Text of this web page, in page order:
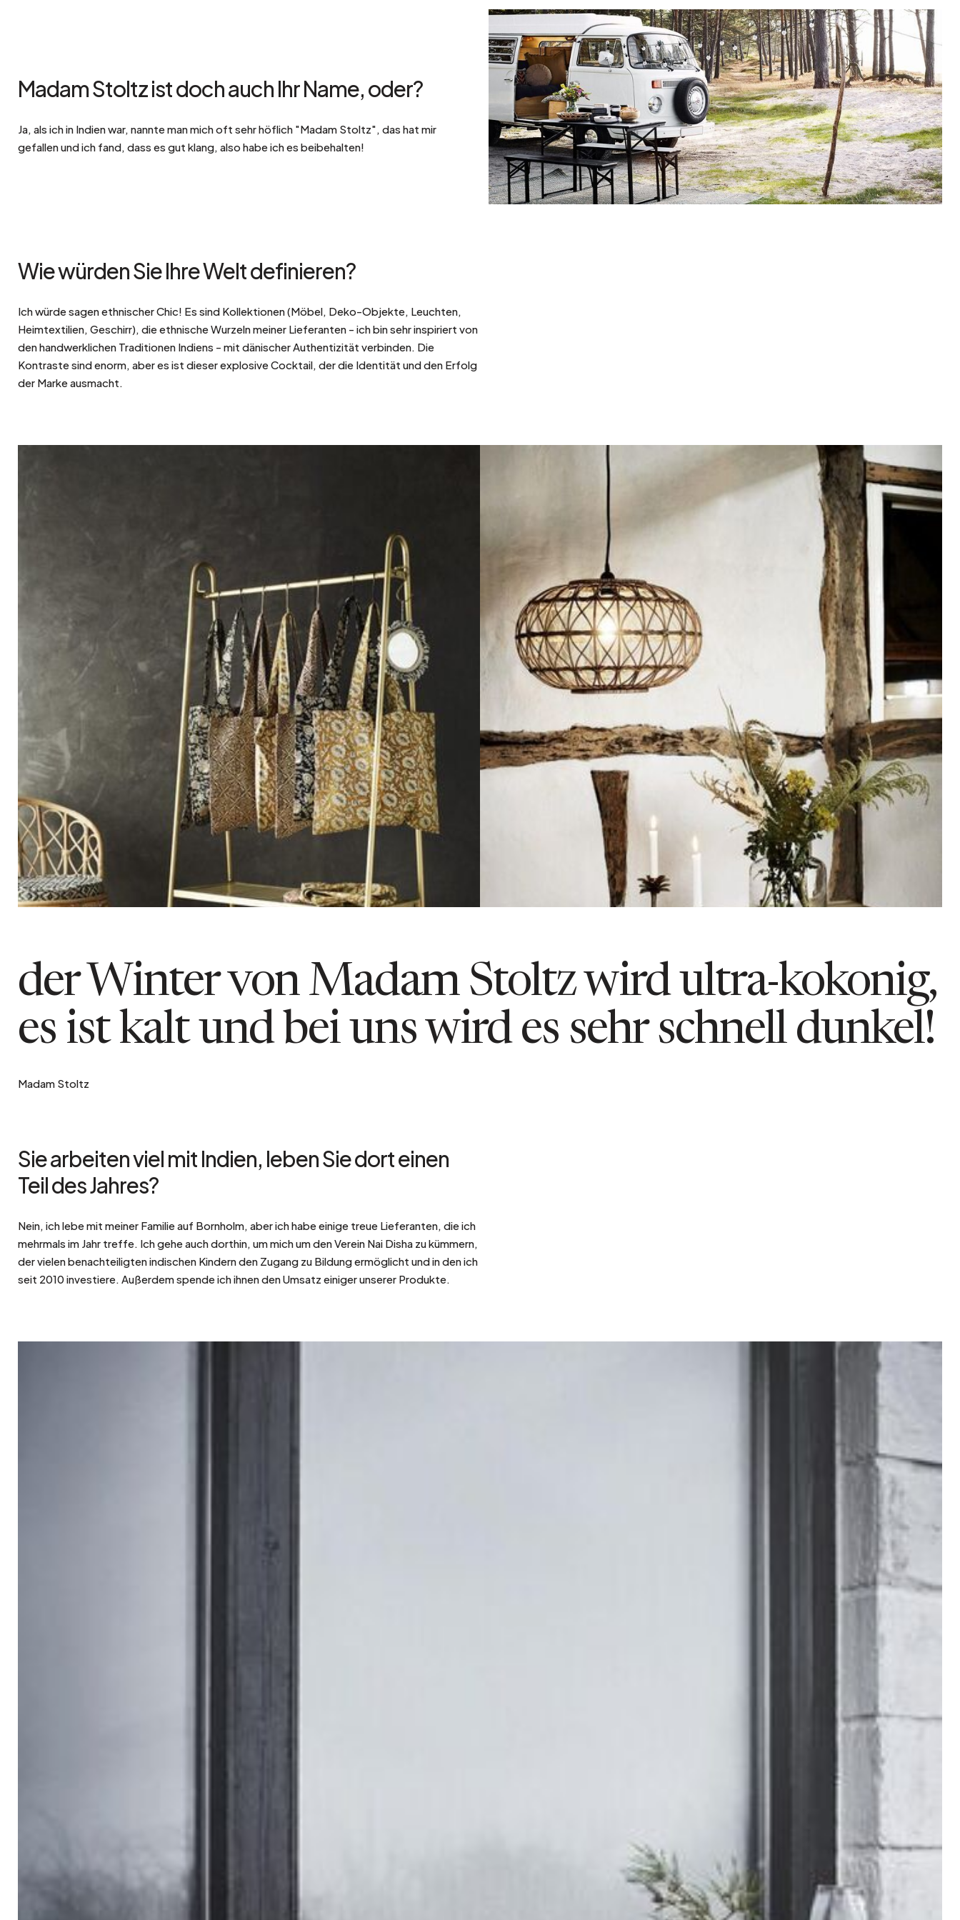
Madam Stoltz ist doch auch Ihr Name, oder?
Ja, als ich in Indien war, nannte man mich oft sehr höflich "Madam Stoltz", das hat mir
gefallen und ich fand, dass es gut klang, also habe ich es beibehalten!
Wie würden Sie Ihre Welt definieren?
Ich würde sagen ethnischer Chic! Es sind Kollektionen (Möbel, Deko-Objekte, Leuchten,
Heimtextilien, Geschirr), die ethnische Wurzeln meiner Lieferanten - ich bin sehr inspiriert von
den handwerklichen Traditionen Indiens - mit dänischer Authentizität verbinden. Die
Kontraste sind enorm, aber es ist dieser explosive Cocktail, der die Identität und den Erfolg
der Marke ausmacht.
der Winter von Madam Stoltz wird ultra-kokonig,
es ist kalt und bei uns wird es sehr schnell dunkel!
Madam Stoltz
Sie arbeiten viel mit Indien, leben Sie dort einen
Teil des Jahres?
Nein, ich lebe mit meiner Familie auf Bornholm, aber ich habe einige treue Lieferanten, die ich
mehrmals im Jahr treffe. Ich gehe auch dorthin, um mich um den Verein Nai Disha zu kümmern,
der vielen benachteiligten indischen Kindern den Zugang zu Bildung ermöglicht und in den ich
seit 2010 investiere. Außerdem spende ich ihnen den Umsatz einiger unserer Produkte.